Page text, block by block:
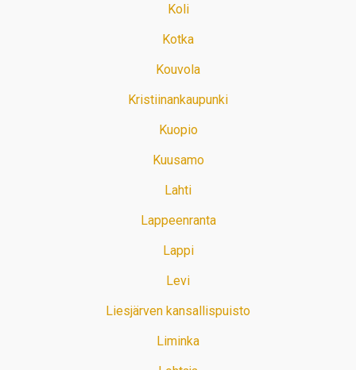
Koli
Kotka
Kouvola
Kristiinankaupunki
Kuopio
Kuusamo
Lahti
Lappeenranta
Lappi
Levi
Liesjärven kansallispuisto
Liminka